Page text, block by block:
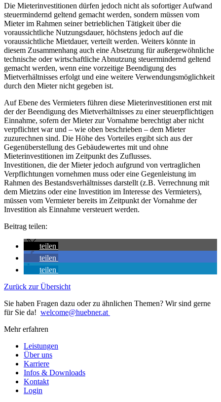
Die Mieterinvestitionen dürfen jedoch nicht als sofortiger Aufwand
steuermindernd geltend gemacht werden, sondern müssen vom
Mieter im Rahmen seiner betrieblichen Tätigkeit über die
voraussichtliche Nutzungsdauer, höchstens jedoch auf die
voraussichtliche Mietdauer, verteilt werden. Weiters könnte in
diesem Zusammenhang auch eine Absetzung für außergewöhnliche
technische oder wirtschaftliche Abnutzung steuermindernd geltend
gemacht werden, wenn eine vorzeitige Beendigung des
Mietverhältnisses erfolgt und eine weitere Verwendungsmöglichkeit
durch den Mieter nicht gegeben ist.
Auf Ebene des Vermieters führen diese Mieterinvestitionen erst mit
der der Beendigung des Mietverhältnisses zu einer steuerpflichtigen
Einnahme, sofern der Mieter zur Vornahme berechtigt aber nicht
verpflichtet war und – wie oben beschrieben – dem Mieter
zuzurechnen sind. Die Höhe des Vorteiles ergibt sich aus der
Gegenüberstellung des Gebäudewertes mit und ohne
Mieterinvestitionen im Zeitpunkt des Zuflusses.
Investitionen, die der Mieter jedoch aufgrund von vertraglichen
Verpflichtungen vornehmen muss oder eine Gegenleistung im
Rahmen des Bestandsverhältnisses darstellt (z.B. Verrechnung mit
dem Mietzins oder eine Investition im Interesse des Vermieters),
müssen vom Vermieter bereits im Zeitpunkt der Vornahme der
Investition als Einnahme versteuert werden.
Beitrag teilen:
teilen
teilen
teilen
Zurück zur Übersicht
Sie haben Fragen dazu oder zu ähnlichen Themen? Wir sind gerne
für Sie da! welcome@huebner.at
Mehr erfahren
Leistungen
Über uns
Karriere
Infos & Downloads
Kontakt
Login